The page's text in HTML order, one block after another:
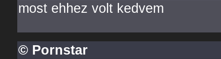
most ehhez volt kedvem
© Pornstar